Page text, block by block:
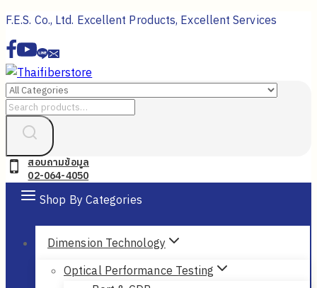
Skip
to
content
F.E.S. Co., Ltd. Excellent Products, Excellent Services
Search
สอบถามข้อมูล
02-064-4050
Shop By Categories
Dimension Technology
Optical Performance Testing